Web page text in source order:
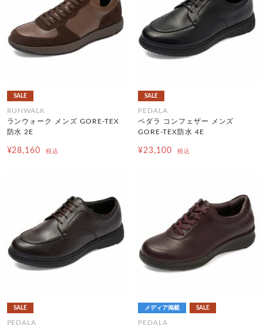
SALE
RUNWALK
ランウォーク メンズ GORE-TEX
防水 2E
¥28,160 税込
SALE
PEDALA
ペダラ コンフェザー メンズ
GORE-TEX防水 4E
¥23,100 税込
SALE
PEDALA
メディア掲載 SALE
PEDALA